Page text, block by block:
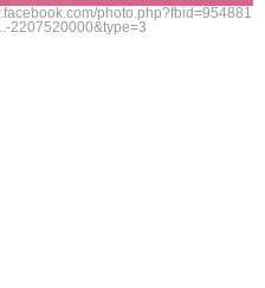
photo.php?fbid=954881
2207520000&type=3